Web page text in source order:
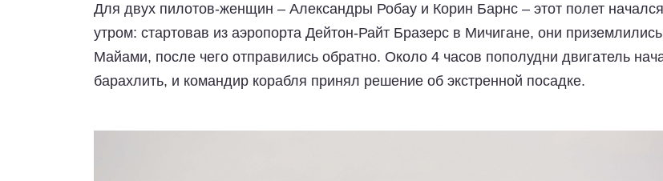
Для двух пилотов-женщин – Александры Робау и Корин Барнс – этот полет начался
утром: стартовав из аэропорта Дейтон-Райт Бразерс в Мичигане, они
Майами, после чего отправились обратно. Около 4 часов пополудни двигатель
барахлить, и командир корабля принял решение об экстренной посадке.